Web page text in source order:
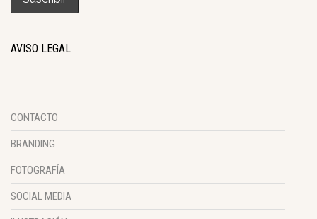
AVISO LEGAL
CONTACTO
BRANDING
FOTOGRAFÍA
SOCIAL MEDIA